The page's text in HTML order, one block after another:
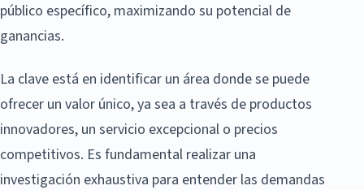
público específico, maximizando su potencial de
ganancias.
La clave está en identificar un área donde se puede
ofrecer un valor único, ya sea a través de productos
innovadores, un servicio excepcional o precios
competitivos. Es fundamental realizar una
investigación exhaustiva para entender las demandas